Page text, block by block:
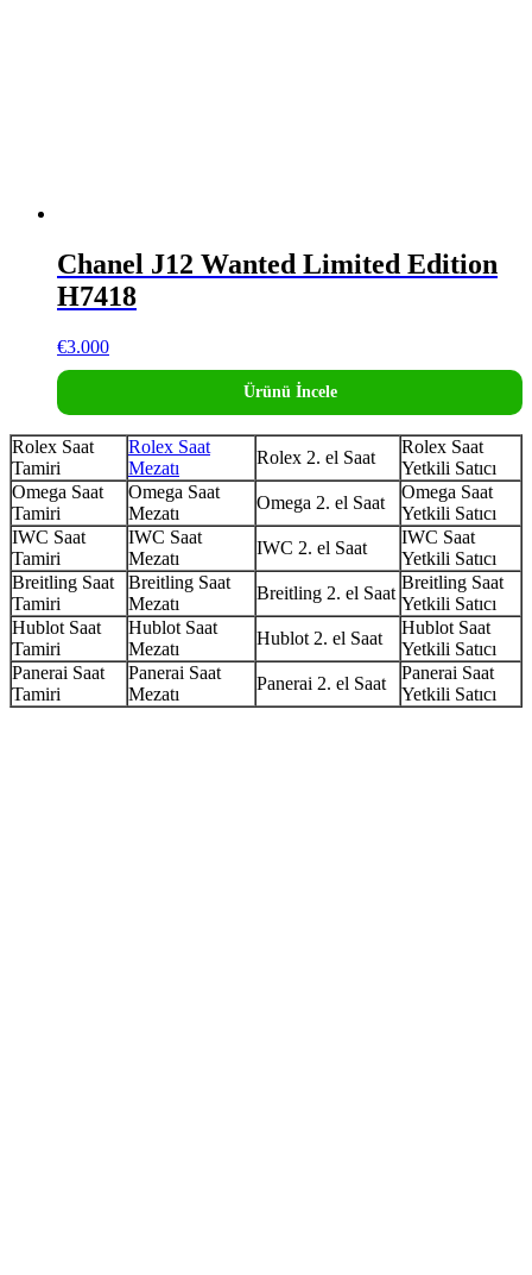
Chanel J12 Wanted Limited Edition
H7418
€3.000
Ürünü İncele
Rolex Saat
Tamiri
Rolex Saat
Mezatı
Rolex 2. el Saat
Rolex Saat
Yetkili Satıcı
Omega Saat
Tamiri
Omega Saat
Mezatı
Omega 2. el Saat
Omega Saat
Yetkili Satıcı
IWC Saat
Tamiri
IWC Saat
Mezatı
IWC 2. el Saat
IWC Saat
Yetkili Satıcı
Breitling Saat
Tamiri
Breitling Saat
Mezatı
Breitling 2. el Saat
Breitling Saat
Yetkili Satıcı
Hublot Saat
Tamiri
Hublot Saat
Mezatı
Hublot 2. el Saat
Hublot Saat
Yetkili Satıcı
Panerai Saat
Tamiri
Panerai Saat
Mezatı
Panerai 2. el Saat
Panerai Saat
Yetkili Satıcı